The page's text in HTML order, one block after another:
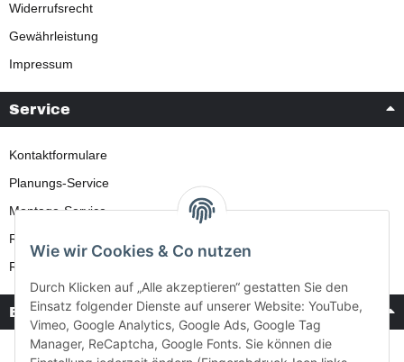
Widerrufsrecht
Gewährleistung
Impressum
Service
Kontaktformulare
Planungs-Service
Montage-Service
Reparatur-Service
Retouren-Service
Bezahlung & Versand
Wie wir Cookies & Co nutzen
Durch Klicken auf „Alle akzeptieren“ gestatten Sie den
Einsatz folgender Dienste auf unserer Website: YouTube,
Vimeo, Google Analytics, Google Ads, Google Tag
Manager, ReCaptcha, Google Fonts. Sie können die